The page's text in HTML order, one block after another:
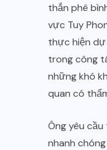
thắn phê
vực Tuy
thực hiện
trong công
những khó
quan có
Ông yêu
nhanh